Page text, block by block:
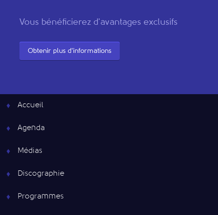
Vous bénéficierez d'avantages exclusifs
Obtenir plus d'informations
Accueil
Agenda
Médias
Discographie
Programmes